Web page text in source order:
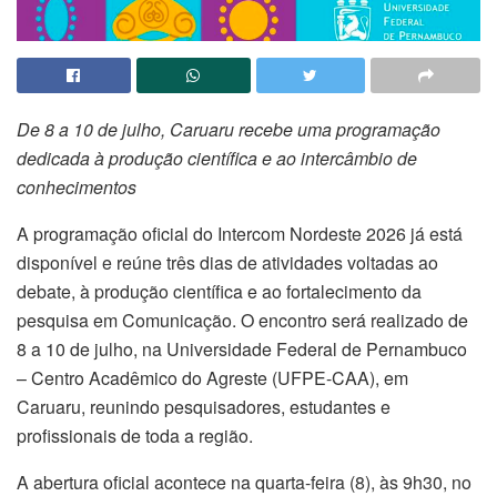
De 8 a 10 de julho, Caruaru recebe uma programação
dedicada à produção científica e ao intercâmbio de
conhecimentos
A programação oficial do Intercom Nordeste 2026 já está
disponível e reúne três dias de atividades voltadas ao
debate, à produção científica e ao fortalecimento da
pesquisa em Comunicação. O encontro será realizado de
8 a 10 de julho, na Universidade Federal de Pernambuco
– Centro Acadêmico do Agreste (UFPE-CAA), em
Caruaru, reunindo pesquisadores, estudantes e
profissionais de toda a região.
A abertura oficial acontece na quarta-feira (8), às 9h30, no